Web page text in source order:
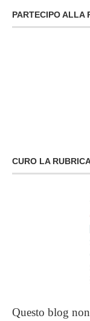
PARTECIPO ALLA
CURO LA
Questo blog